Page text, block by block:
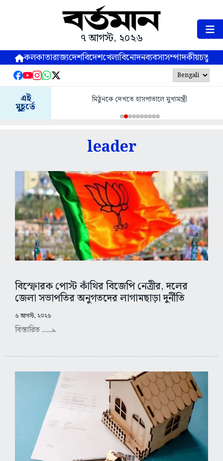
৭ আগস্ট, ২০২৬
কলকাতারাজ্যদেশবিদেশখেলাবিনোদনব্যবসাসম্পাদকীয়
এই
মুহূর্তে
মিঠুনকে দেখতে হাসপাতালে মুখ্যমন্ত্রী
leader
বিস্ফোরক পোস্ট কাঁথির বিজেপি নেত্রীর, দলের
জেলা সভাপতির অনুগতদের লাগামছাড়া দুর্নীতি
৬ আগস্ট, ২০২৬
বিস্তারিত